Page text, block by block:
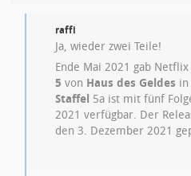
raffi
Ja, wieder zwei Teile!
Ende Mai 2021 gab
5 von Haus des Geldes in
Staffel 5a ist mit fünf
2021 verfügbar. Der
den 3. Dezember 2021